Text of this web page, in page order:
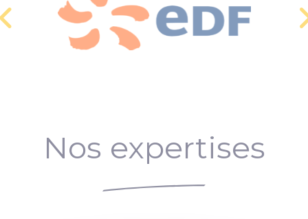
Nos expertises